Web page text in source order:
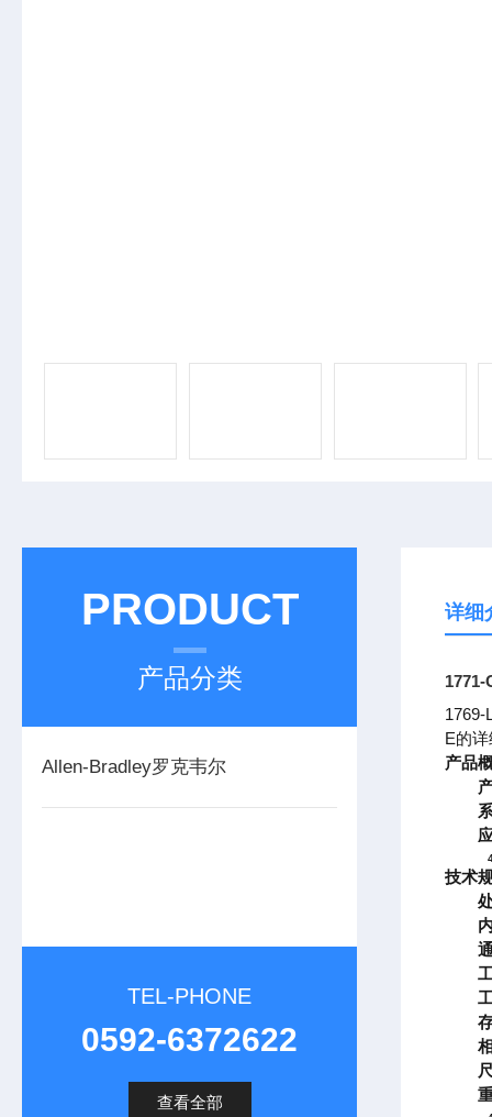
PRODUCT
产品分类
Allen-Bradley罗克韦尔
TEL-PHONE
0592-6372622
查看全部
详细
1771-
1769-
E的
产品
技术